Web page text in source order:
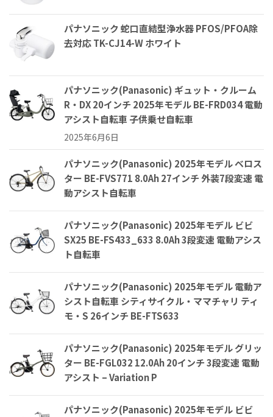
パナソニック 蛇口直結型浄水器 PFOS/PFOA除
去対応 TK-CJ14-W ホワイト
パナソニック(Panasonic) ギュット・クルーム
R・DX 20インチ 2025年モデル BE-FRD034 電動
アシスト自転車 子供乗せ自転車
2025年6月6日
パナソニック(Panasonic) 2025年モデル ベロス
ター BE-FVS771 8.0Ah 27インチ 外装7段変速 電
動アシスト自転車
パナソニック(Panasonic) 2025年モデル ビビ
SX25 BE-FS433_633 8.0Ah 3段変速 電動アシス
ト自転車
パナソニック(Panasonic) 2025年モデル 電動ア
シスト自転車 シティサイクル・ママチャリ ティ
モ・S 26インチ BE-FTS633
パナソニック(Panasonic) 2025年モデル グリッ
ター BE-FGL032 12.0Ah 20インチ 3段変速 電動
アシスト – Variation P
パナソニック(Panasonic) 2025年モデル ビビ